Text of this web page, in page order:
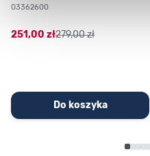
03362600
251,00 zł279,00 zł
Do koszyka